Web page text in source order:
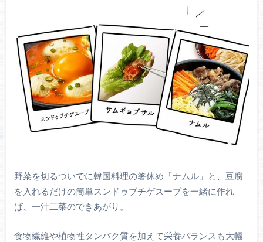
野菜を切るついでに韓国料理の箸休め「ナムル」と、豆腐
を入れるだけの簡単スンドゥブチゲスープを一緒に作れ
ば、一汁二菜のできあがり。
食物繊維や植物性タンパク質を加えて栄養バランスも大幅